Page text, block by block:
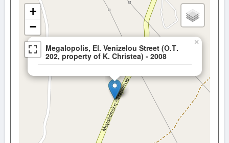
Megalopolis, El. Venizelou Street (Ο.Τ.
202, property of K. Christea) - 2008
×
+
−